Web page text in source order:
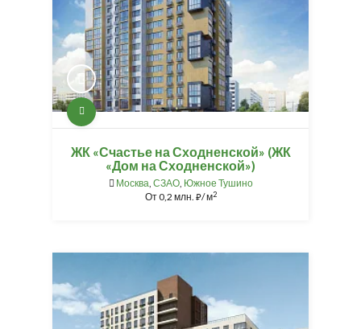
ЖК «Счастье на Сходненской» (ЖК
«Дом на Сходненской»)
Москва, СЗАО, Южное Тушино
От0,2 млн. ⃏/ м2